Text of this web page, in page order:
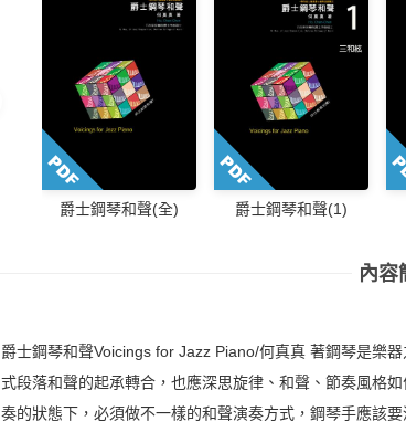
爵士鋼琴和聲(全) 爵士鋼琴和聲(1)
內容
爵士鋼琴和聲Voicings for Jazz Piano/何真真 著鋼琴是樂
式段落和聲的起承轉合，也應深思旋律、和聲、節奏風格
奏的狀態下，必須做不一樣的和聲演奏方式，鋼琴手應該